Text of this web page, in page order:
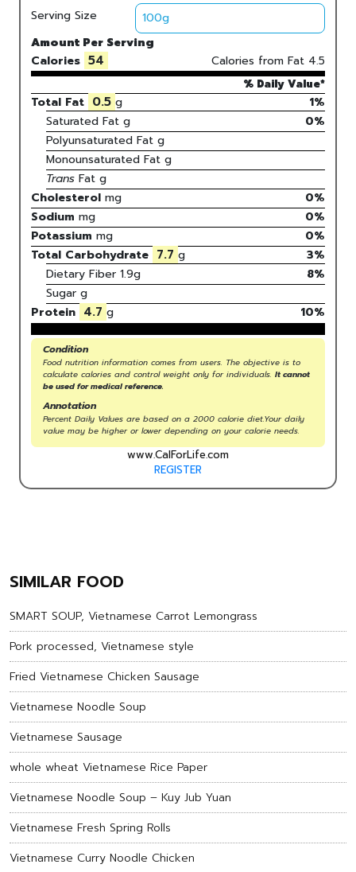
Serving Size
Amount Per Serving
Calories 54 Calories from Fat 4.5
% Daily Value*
Total Fat 0.5 g
1%
Saturated Fat g 0%
Polyunsaturated Fat g
Monounsaturated Fat g
TransFat g
Cholesterol mg 0%
Sodium mg 0%
Potassium mg 0%
Total Carbohydrate 7.7 g 3%
Dietary Fiber 1.9g
8%
Sugar g
Protein 4.7 g 10%
Condition
Food nutrition information comes from users. The objective is to
calculate calories and control weight only for individuals. It cannot
be used for medical reference.
Annotation
Percent Daily Values are based on a 2000 calorie diet.Your daily
value may be higher or lower depending on your calorie needs.
www.CalForLife.com
REGISTER
SIMILAR FOOD
SMART SOUP, Vietnamese Carrot Lemongrass
Pork processed, Vietnamese style
Fried Vietnamese Chicken Sausage
Vietnamese Noodle Soup
Vietnamese Sausage
whole wheat Vietnamese Rice Paper
Vietnamese Noodle Soup – Kuy Jub Yuan
Vietnamese Fresh Spring Rolls
Vietnamese Curry Noodle Chicken